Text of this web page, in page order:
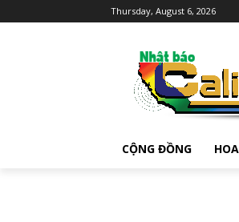
Thursday, August 6, 2026
CỘNG ĐỒNG